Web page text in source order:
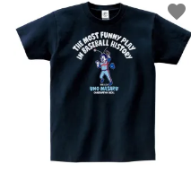
favorite